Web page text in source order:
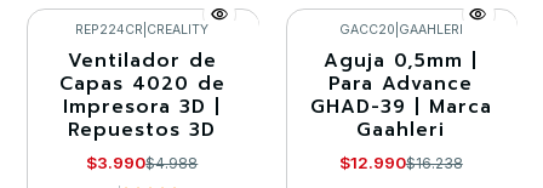
-20%
REP224CR CREALITY
Ventilador de
Capas 4020 de
Impresora 3D |
Repuestos 3D
$3.990$4.988
-20%
Agotado
GACC20 GAAHLERI
Aguja 0,5mm |
Para Advance
GHAD-39 | Marca
Gaahleri
$12.990$16.238